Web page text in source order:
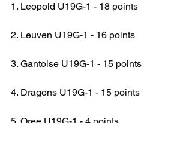
1. Leopold U19G-1 - 18 points
2. Leuven U19G-1 - 16 points
3. Gantoise U19G-1 - 15 points
4. Dragons U19G-1 - 15 points
5. Oree U19G-1 - 4 points